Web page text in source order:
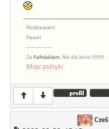
Pozdrawiam
Paweł
-----------
Za Fafniakiem: Nie dla leniiii !!!!!!!!!!
Moje pstryki
Cześ